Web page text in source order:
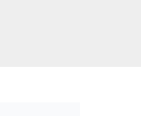
giải trí của bạn trở nên trực quan
hoàn thành công việc một cách hiệu